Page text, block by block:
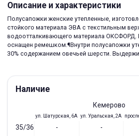
Описание и характеристики
Полусапожки женские утепленные,
стойкого материала ЭВА с текстильным
водоотталкивающего материала ОКСФОРД.
оснащен ремешком.¶Внутри полусапожки
30% содержанием овечьей шерсти.
Наличие
Кемерово
ул. Шатурская, 6А ул. Уральская, 2А
35/36 - -